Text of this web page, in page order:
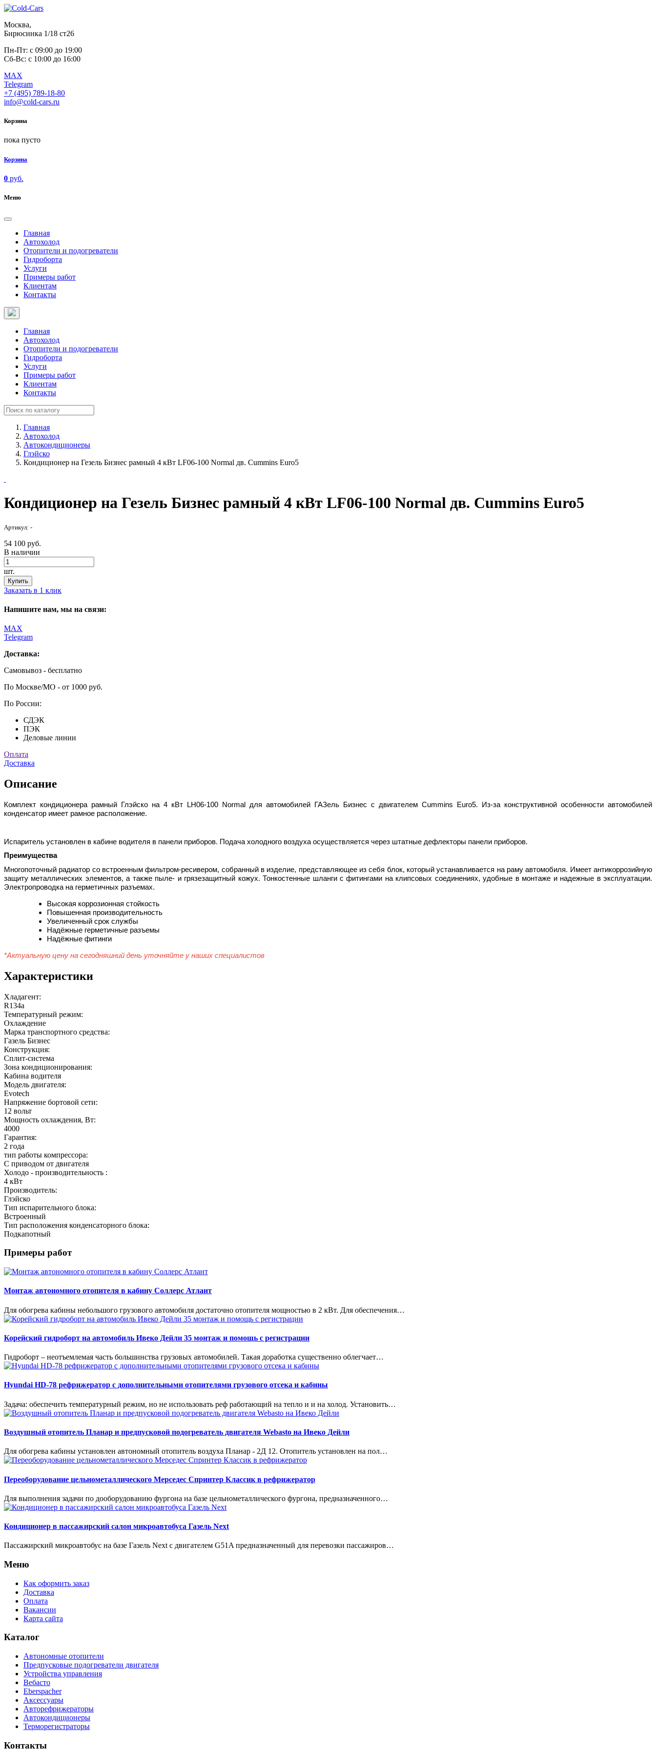
Москва,
Бирюсинка 1/18 ст26 ​
Пн-Пт: с 09:00 до 19:00
Сб-Вс: с 10:00 до 16:00
MAX
Telegram
+7 (495) 789-18-80
info@cold-cars.ru
Корзина
пока пусто
Корзина
0 руб.
Меню
Главная
Автохолод
Отопители и подогреватели
Гидроборта
Услуги
Примеры работ
Клиентам
Контакты
Главная
Автохолод
Отопители и подогреватели
Гидроборта
Услуги
Примеры работ
Клиентам
Контакты
Главная
Автохолод
Автокондиционеры
Глэйско
Кондиционер на Гезель Бизнес рамный 4 кВт LF06-100 Normal дв. Cummins Euro5
Кондиционер на Гезель Бизнес рамный 4 кВт LF06-100 Normal дв. Cummins Euro5
Артикул: -
54 100 руб.
В наличии
шт.
Купить
Заказать в 1 клик
Напишите нам, мы на связи:
MAX
Telegram
Доставка:
Самовывоз - бесплатно
По Москве/МО - от 1000 руб.
По России:
СДЭК
ПЭК
Деловые линии
Оплата
Доставка
Описание
Комплект кондиционера рамный Глэйско на 4 кВт LH06-100 Normal для автомобилей ГАЗель Бизнес с двигателем Cummins Euro5. Из-за конструктивной особенности автомобилей
конденсатор имеет рамное расположение.
Испаритель установлен в кабине водителя в панели приборов. Подача холодного воздуха осуществляется через штатные дефлекторы панели приборов.
Преимущества
Многопоточный радиатор со встроенным фильтром-ресивером, собранный в изделие, представляющее из себя блок, который устанавливается на раму автомобиля. Имеет антикоррозийную
защиту металлических элементов, а также пыле- и грязезащитный кожух. Тонкостенные шланги с фитингами на клипсовых соединениях, удобные в монтаже и надежные в эксплуатации.
Электропроводка на герметичных разъемах.
Высокая коррозионная стойкость
Повышенная производительность
Увеличенный срок службы
Надёжные герметичные разъемы
Надёжные фитинги
*Актуальную цену на сегодняшний день уточняйте у наших специалистов
Характеристики
Хладагент:
R134a
Температурный режим:
Охлаждение
Марка транспортного средства:
Газель Бизнес
Конструкция:
Сплит-система
Зона кондиционирования:
Кабина водителя
Модель двигателя:
Evotech
Напряжение бортовой сети:
12 вольт
Мощность охлаждения, Вт:
4000
Гарантия:
2 года
тип работы компрессора:
С приводом от двигателя
Холодо - производительность :
4 кВт
Производитель:
Глэйско
Тип испарительного блока:
Встроенный
Тип расположения конденсаторного блока:
Подкапотный
Примеры работ
Монтаж автономного отопителя в кабину Соллерс Атлант
Для обогрева кабины небольшого грузового автомобиля достаточно отопителя мощностью в 2 кВт. Для обеспечения…
Корейский гидроборт на автомобиль Ивеко Дейли 35 монтаж и помощь с регистрации
Гидроборт – неотъемлемая часть большинства грузовых автомобилей. Такая доработка существенно облегчает…
Hyundai HD-78 рефрижератор с дополнительными отопителями грузового отсека и кабины
Задача: обеспечить температурный режим, но не использовать реф работающий на тепло и и на холод. Установить…
Воздушный отопитель Планар и предпусковой подогреватель двигателя Webasto на Ивеко Дейли
Для обогрева кабины установлен автономный отопитель воздуха Планар - 2Д 12. Отопитель установлен на пол…
Переоборудование цельнометаллического Мерседес Спринтер Классик в рефрижератор
Для выполнения задачи по дооборудованию фургона на базе цельнометаллического фургона, предназначенного…
Кондиционер в пассажирский салон микроавтобуса Газель Next
Пассажирский микроавтобус на базе Газель Next с двигателем G51A предназначенный для перевозки пассажиров…
Меню
Как оформить заказ
Доставка
Оплата
Вакансии
Карта сайта
Каталог
Автономные отопители
Предпусковые подогреватели двигателя
Устройства управления
Вебасто
Eberspacher
Аксессуары
Авторефрижераторы
Автокондиционеры
Терморегистраторы
Контакты